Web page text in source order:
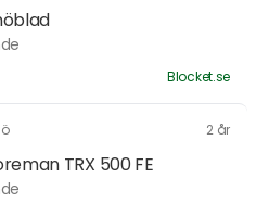
Blocket.se
2 år
TRX 500 FE